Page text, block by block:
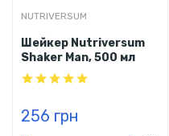
NUTRIVERSUM
Шейкер Nutriversum
Shaker Man, 500 мл
256 грн